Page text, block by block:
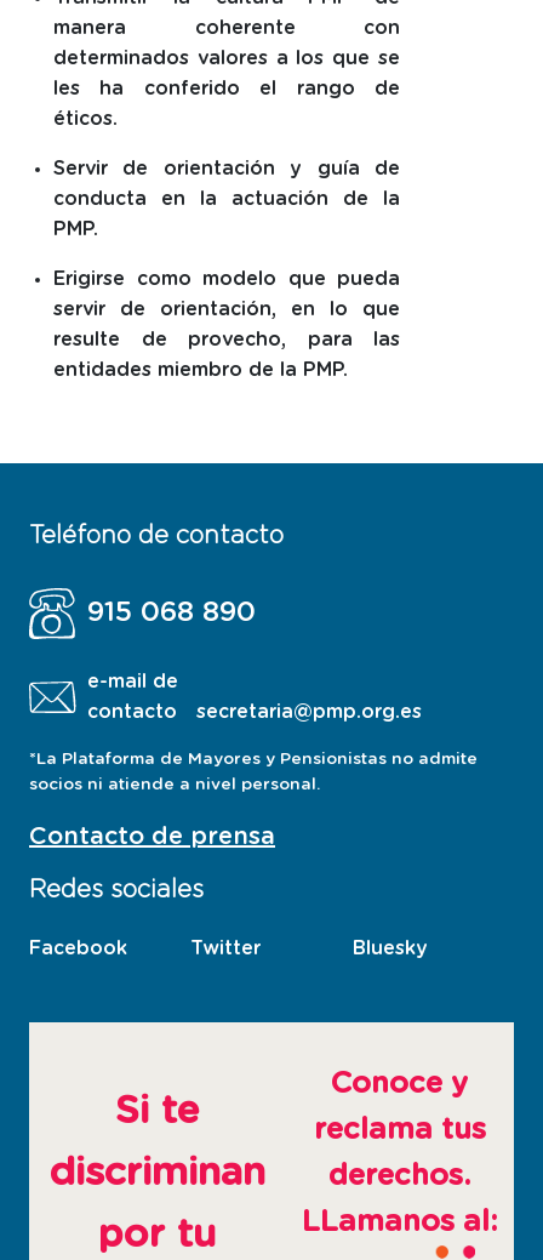
manera coherente con
determinados valores a los que se
les ha conferido el rango de
éticos.
Servir de orientación y guía de
conducta en la actuación de la
PMP.
Erigirse como modelo que pueda
servir de orientación, en lo que
resulte de provecho, para las
entidades miembro de la PMP.
Teléfono de contacto
915 068 890
e-mail de
contacto
secretaria@pmp.org.es
*La Plataforma de Mayores y Pensionistas no admite
socios ni atiende a nivel personal.
Contacto de prensa
Redes sociales
Facebook
esta
nueva
Twitter
esta
Bluesky
esta
Si te
discriminan
por tu
Conoce y
reclama tus
derechos.
LLamanos al: